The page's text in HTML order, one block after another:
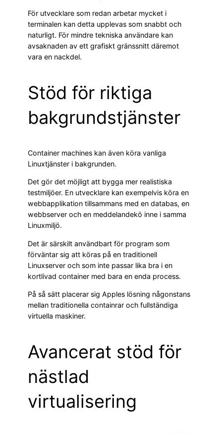
För utvecklare som redan arbetar mycket i
terminalen kan detta upplevas som snabbt och
naturligt. För mindre tekniska användare kan
avsaknaden av ett grafiskt gränssnitt däremot
vara en nackdel.
Stöd för riktiga
bakgrundstjänster
Container machines kan även köra vanliga
Linuxtjänster i bakgrunden.
Det gör det möjligt att bygga mer realistiska
testmiljöer. En utvecklare kan exempelvis köra en
webbapplikation tillsammans med en databas, en
webbserver och en meddelandekö inne i samma
Linuxmiljö.
Det är särskilt användbart för program som
förväntar sig att köras på en traditionell
Linuxserver och som inte passar lika bra i en
kortlivad container med bara en enda process.
På så sätt placerar sig Apples lösning någonstans
mellan traditionella containrar och fullständiga
virtuella maskiner.
Avancerat stöd för
nästlad
virtualisering